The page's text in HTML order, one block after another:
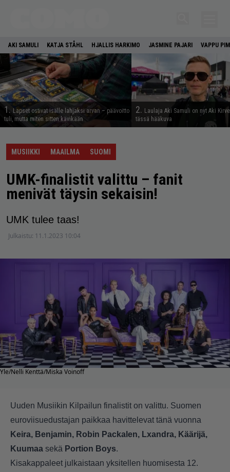
AKI SAMULI KATJA STÅHL HJALLIS HARKIMO JASMINE PAJARI VAPPU
1. Lapset ostivat isälle lahjaksi arvan – päävoitto
tuli, mutta miten sitten kävikään
2. Laulaja Aki Samuli on nyt Aki
tässä hääkuva
MUSIIKKI MAAILMA SUOMI
UMK-finalistit valittu – fanit
menivät täysin sekaisin!
UMK tulee taas!
Julkaistu: 11.1.2023 10:04
Yle/Nelli Kenttä/Miska Voinoff
Uuden Musiikin Kilpailun finalistit on valittu. Suomen
euroviisuedustajan paikkaa havittelevat tänä vuonna
Keira, Benjamin, Robin Packalen, Lxandra, Käärijä,
Kuumaa sekä Portion Boys.
Kisakappaleet julkaistaan yksitellen huomisesta 12.